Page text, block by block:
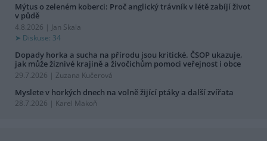
Mýtus o zeleném koberci: Proč anglický trávník v létě zabíjí život
v půdě
4.8.2026 | Jan Skala
Diskuse: 34
Dopady horka a sucha na přírodu jsou kritické. ČSOP ukazuje,
jak může žíznivé krajině a živočichům pomoci veřejnost i obce
29.7.2026 | Zuzana Kučerová
Myslete v horkých dnech na volně žijící ptáky a další zvířata
28.7.2026 | Karel Makoň